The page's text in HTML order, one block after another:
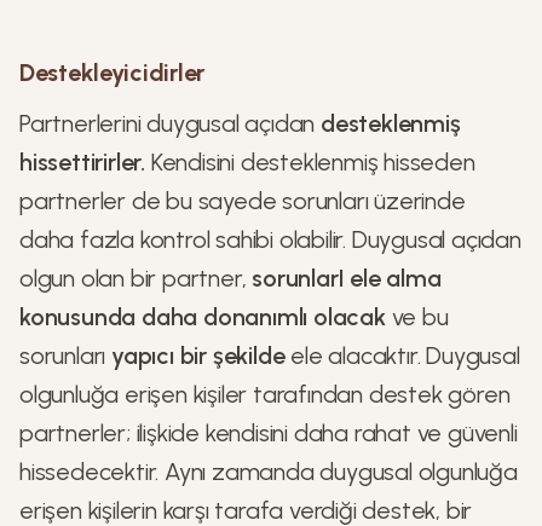
Destekleyicidirler
Partnerlerini duygusal açıdan desteklenmiş
hissettirirler. Kendisini desteklenmiş hisseden
partnerler de bu sayede sorunları üzerinde
daha fazla kontrol sahibi olabilir. Duygusal açıdan
olgun olan bir partner, sorunlarI ele alma
konusunda daha donanımlı olacakve bu
sorunları yapıcı bir şekildeele alacaktır. Duygusal
olgunluğa erişen kişiler tarafından destek gören
partnerler; ilişkide kendisini daha rahat ve güvenli
hissedecektir. Aynı zamanda duygusal olgunluğa
erişen kişilerin karşı tarafa verdiği destek, bir